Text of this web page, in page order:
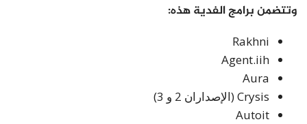
وتتضمن برامج الفدية هذه:
Rakhni
Agent.iih
Aura
Crysis (الإصداران 2 و 3)
Autoit